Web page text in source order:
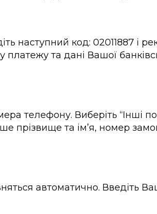
наступний код: 02011887 і
та дані Вашої
телефону. Виберіть “Інші
прізвище та ім’я, номер
автоматично. Введіть